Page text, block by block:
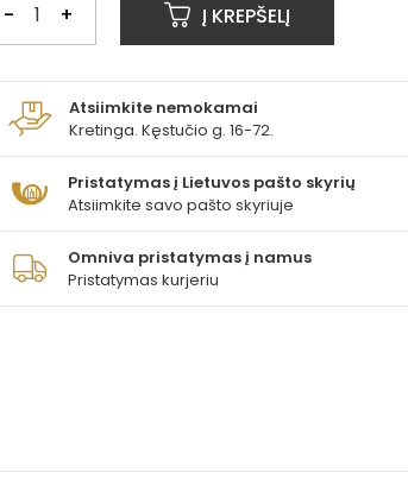
- + Į KREPŠELĮ
Atsiimkite nemokamai
Kretinga. Kęstučio g. 16-72.
Pristatymas į Lietuvos pašto skyrių
Atsiimkite savo pašto skyriuje
Omniva pristatymas į namus
Pristatymas kurjeriu